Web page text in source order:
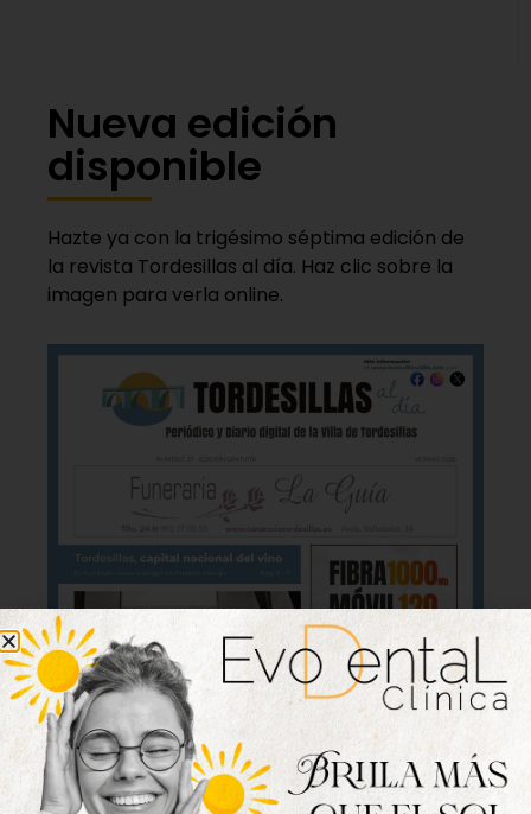
Nueva edición
disponible
Hazte ya con la trigésimo séptima edición de
la revista Tordesillas al día. Haz clic sobre la
imagen para verla online.